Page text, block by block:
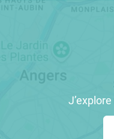
J’explore